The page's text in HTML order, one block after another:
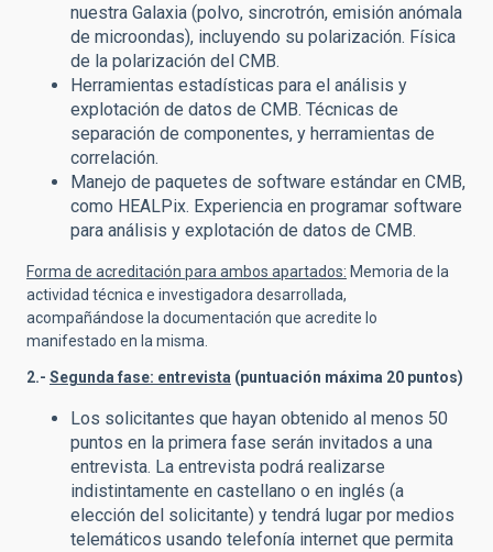
nuestra Galaxia (polvo, sincrotrón, emisión anómala
de microondas), incluyendo su polarización. Física
de la polarización del CMB.
Herramientas estadísticas para el análisis y
explotación de datos de CMB. Técnicas de
separación de componentes, y herramientas de
correlación.
Manejo de paquetes de software estándar en CMB,
como HEALPix. Experiencia en programar software
para análisis y explotación de datos de CMB.
Forma de acreditación para ambos apartados: Memoria de la
actividad técnica e investigadora desarrollada,
acompañándose la documentación que acredite lo
manifestado en la misma.
2.- Segunda fase: entrevista (puntuación máxima 20 puntos)
Los solicitantes que hayan obtenido al menos 50
puntos en la primera fase serán invitados a una
entrevista. La entrevista podrá realizarse
indistintamente en castellano o en inglés (a
elección del solicitante) y tendrá lugar por medios
telemáticos usando telefonía internet que permita